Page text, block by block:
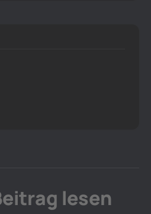
lesen